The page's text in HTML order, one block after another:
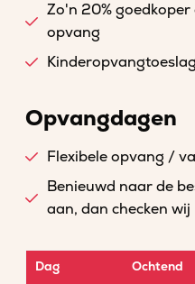
Zo'n 20%
opvang
Opvangdagen
Flexibele opvang /
Benieuwd naar de
aan, dan checken
Dag Ochtend